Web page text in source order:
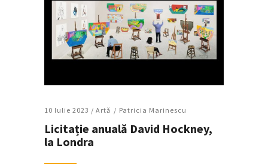
10 Iulie 2023 / Artǎ Patricia Marinescu
Licitație anuală David Hockney,
la Londra